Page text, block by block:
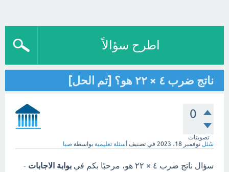
اطرح سؤالاً
ناتج ضرب ٤ × ۲۲ هو؟ [تم الحل]
0
تصويتات
سُئل نوفمبر 18، 2023 في تصنيف أسئلة تعليمية بواسطة صبا
سؤال ناتج ضرب ٤ × ۲۲ هو، مرحبًا بكم في بوابة الاجابات -